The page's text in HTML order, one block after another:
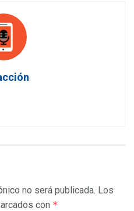
no será publicada. Los
con *